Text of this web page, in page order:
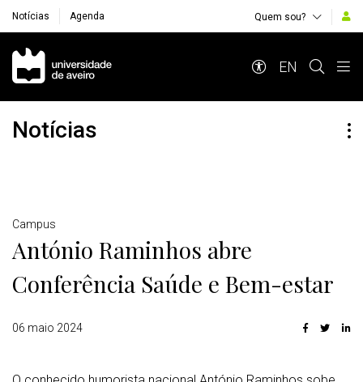
Notícias Agenda Quem sou?
Navegação Principal
EN
Notícias
Detalhes
Campus
António Raminhos abre
Conferência Saúde e Bem-estar
06 maio 2024